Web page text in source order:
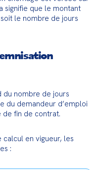
signifie que le montant
le nombre de jours
du nombre de jours
du demandeur d’emploi
de fin de contrat.
en vigueur, les
: